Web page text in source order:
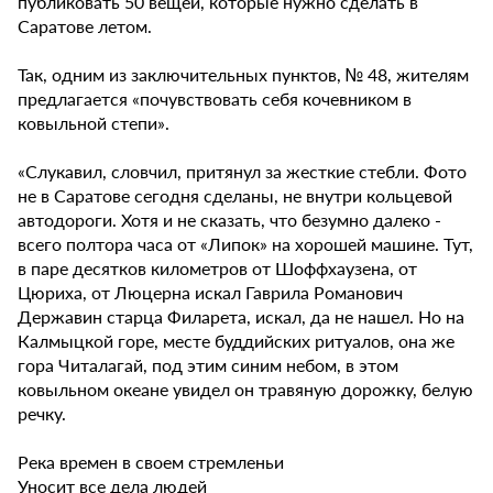
Саратове летом.
Так, одним из заключительных пунктов, № 48, жителям
предлагается «почувствовать себя кочевником в
ковыльной степи».
«Слукавил, словчил, притянул за жесткие стебли. Фото
не в Саратове сегодня сделаны, не внутри кольцевой
автодороги. Хотя и не сказать, что безумно далеко -
всего полтора часа от «Липок» на хорошей машине. Тут,
в паре десятков километров от Шоффхаузена, от
Цюриха, от Люцерна искал Гаврила Романович
Державин старца Филарета, искал, да не нашел. Но на
Калмыцкой горе, месте буддийских ритуалов, она же
гора Читалагай, под этим синим небом, в этом
ковыльном океане увидел он травяную дорожку, белую
речку.
Река времен в своем стремленьи
Уносит все дела людей